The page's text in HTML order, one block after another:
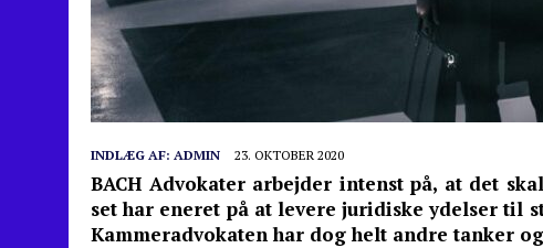
INDLÆG AF: ADMIN 23. OKTOBER 2020
BACH Advokater arbejder intenst på, at det
set har eneret på at levere juridiske ydelser til
Kammeradvokaten har dog helt andre tanker